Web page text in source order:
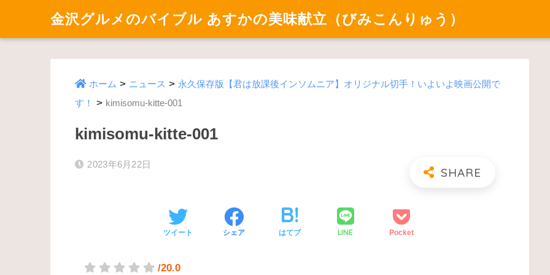
金沢グルメのバイブル あすかの美味献立（びみこんりゅう）
ホーム > ニュース > 永久保存版【君は放課後インソムニア】オリジナル切手！いよいよ映画公開で
す！
> kimisomu-kitte-001
kimisomu-kitte-001
2023年6月22日
ツイート シェア はてブ LINE Pocket
/20.0